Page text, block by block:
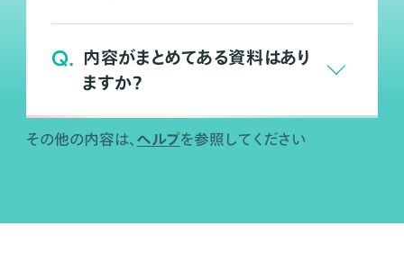
Q. 内容がまとめてある資料はあり
ますか？
その他の内容は、 ヘルプを参照してください